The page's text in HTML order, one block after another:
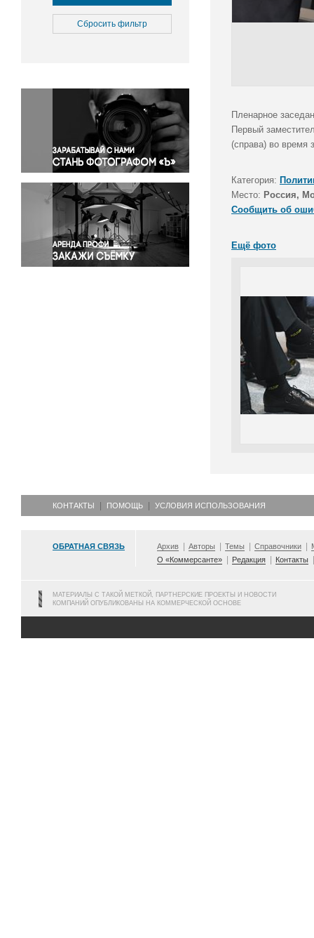
Культура
Медицина
Окружающая среда
Политика
Правосудие
Происшествия и конфликты
Религия
Светская жизнь
Спорт
Экология
Экономика и бизнес
Сбросить фильтр
Пленарное
Первый
(справа) во время
Категория:
Место: Россия,
Сообщить об
Ещё фото
КОНТАКТЫ ПОМОЩЬ УСЛОВИЯ ИСПОЛЬЗОВАНИЯ
ОБРАТНАЯ СВЯЗЬ Архив Авторы Темы Справочники
О «Коммерсанте»
Редакция Контакты
МАТЕРИАЛЫ С ТАКОЙ МЕТКОЙ, ПАРТНЕРСКИЕ ПРОЕКТЫ И НОВОСТИ
КОМПАНИЙ ОПУБЛИКОВАНЫ НА КОММЕРЧЕСКОЙ ОСНОВЕ